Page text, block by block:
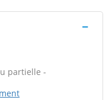
partielle -